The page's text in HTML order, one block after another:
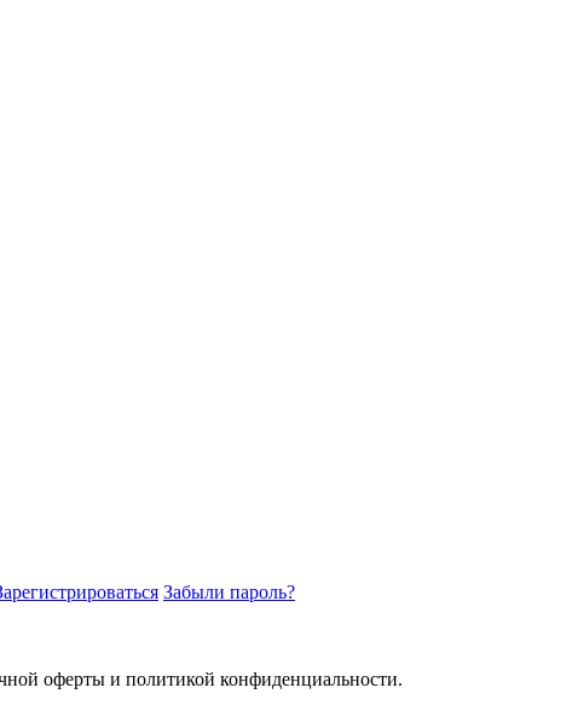
Забыли пароль?
оферты и политикой конфиденциальности.